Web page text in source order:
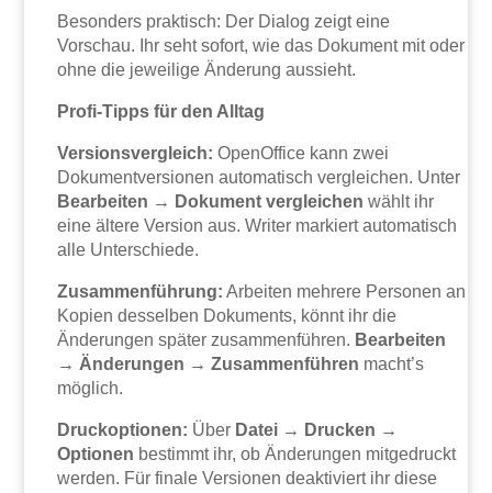
Besonders praktisch: Der Dialog zeigt eine
Vorschau. Ihr seht sofort, wie das Dokument mit oder
ohne die jeweilige Änderung aussieht.
Profi-Tipps für den Alltag
Versionsvergleich: OpenOffice kann zwei
Dokumentversionen automatisch vergleichen. Unter
Bearbeiten → Dokument vergleichen wählt ihr
eine ältere Version aus. Writer markiert automatisch
alle Unterschiede.
Zusammenführung: Arbeiten mehrere Personen an
Kopien desselben Dokuments, könnt ihr die
Änderungen später zusammenführen. Bearbeiten
→ Änderungen → Zusammenführen macht’s
möglich.
Druckoptionen: Über Datei → Drucken →
Optionen bestimmt ihr, ob Änderungen mitgedruckt
werden. Für finale Versionen deaktiviert ihr diese